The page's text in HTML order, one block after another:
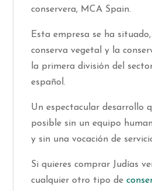
conservera, MCA Spain.
Esta empresa se ha
conserva vegetal y la
la primera división del
español.
Un espectacular desarrollo
posible sin un equipo
y sin una vocación de
Si quieres comprar Judías
cualquier otro tipo de